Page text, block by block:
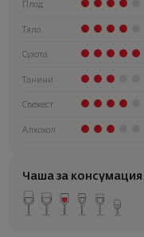
Плод
Тяло
Сухота
Танини
Свежест
Алкохол
Чаша за консумация